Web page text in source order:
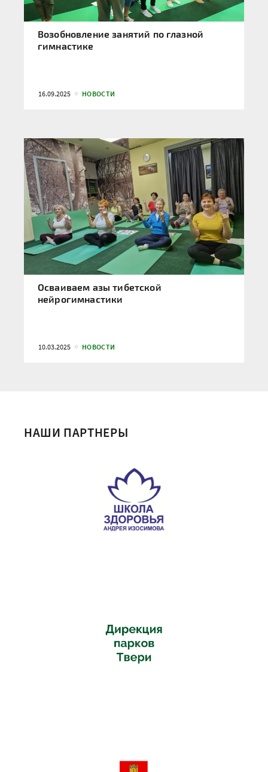
Возобновление занятий по глазной
гимнастике
16.09.2025 НОВОСТИ
Осваиваем азы тибетской
нейрогимнастики
10.03.2025 НОВОСТИ
НАШИ ПАРТНЕРЫ